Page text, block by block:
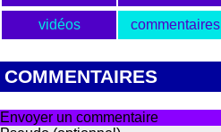
vidéos commentaires
COMMENTAIRES
Envoyer un commentaire